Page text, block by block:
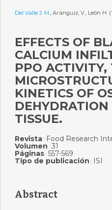
Del Valle J. M., Aránguiz, V., León H.
EFFECTS OF
CALCIUM
PPO ACTIVITY,
KINETICS OF
TISSUE.
Revista: Food Research
Volumen : 31
Páginas: 557-569
Tipo de publicación : ISI
Abstract